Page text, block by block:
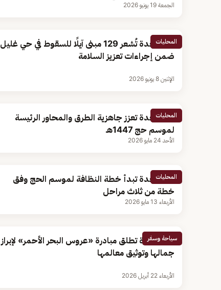
الجمعة 19 يونيو 2026
المحليات
أمانة جدة تُشعر 129 مبنى آيلًا للسقوط في حي غليل
ضمن إجراءات تعزيز السلامة
الإثنين 8 يونيو 2026
المحليات
أمانة جدة تعزز جاهزية الطرق والمحاور الرئيسة
لموسم حج 1447هـ
الأحد 24 مايو 2026
المحليات
أمانة جدة تبدأ خطة النظافة لموسم الحج وفق
خطة من ثلاث مراحل
الأربعاء 13 مايو 2026
سياحة وسفر
أمانة جدة تطلق مبادرة «عروس البحر الأحمر» لإبراز
جمالها وتوثيق معالمها
الأربعاء 22 أبريل 2026